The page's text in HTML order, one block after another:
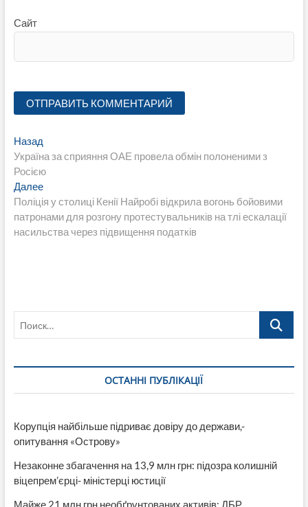
Сайт
Навигация
по
записям
НазадПредыдущая
запись:
Україна за сприяння ОАЕ провела обмін полоненими з
Росією
ДалееСледующая
запись:
Поліція у столиці Кенії Найробі відкрила вогонь бойовими
патронами для розгону протестувальників на тлі ескалації
насильства через підвищення податків
Поиск…
ОСТАННІ ПУБЛІКАЦІЇ
Корупція найбільше підриває довіру до держави,-
опитування «Острову»
Незаконне збагачення на 13,9 млн грн: підозра колишній
віцепрем’єрці- міністерці юстиції
Майже 21 млн грн необґрунтованих активів: ДБР